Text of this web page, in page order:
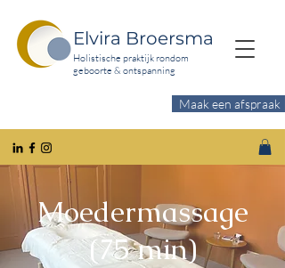
Elvira Broersma
Holistische praktijk rondom
geboorte & ontspanning
Maak een afspraak
Moedermassage
(75 min)